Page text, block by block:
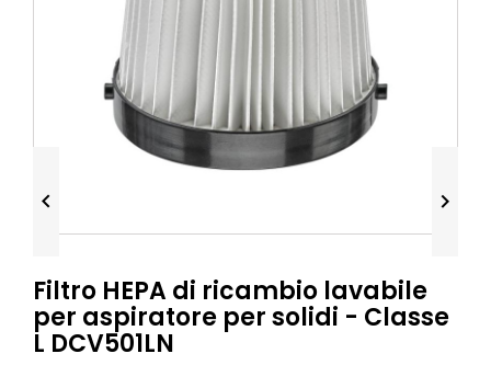
 
Filtro HEPA di ricambio lavabile
per aspiratore per solidi - Classe
L DCV501LN